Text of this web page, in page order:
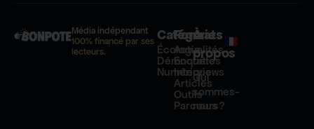
Média indépendant
100% financé par ses
lecteurs.
Catégories
Écologie
Démocratie
Numérique
Formats
Actualités
Enquêtes
Interviews
Articles
Outils
Parcours
À
propos
Qui
sommes-
nous ?